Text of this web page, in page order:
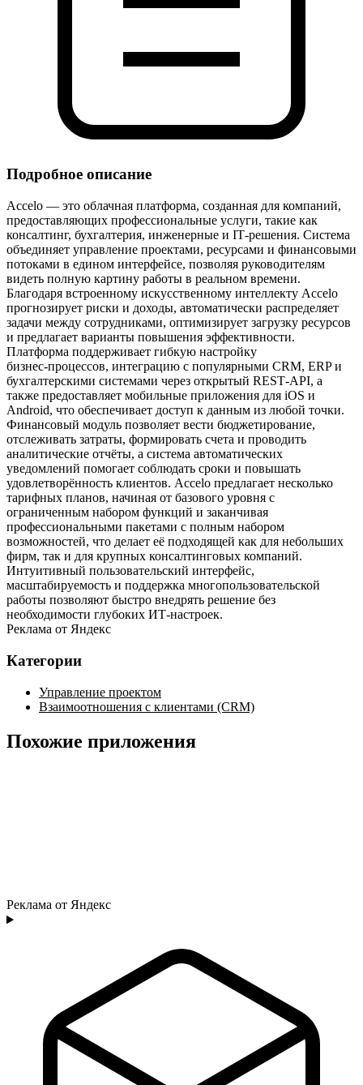
Подробное описание
Accelo — это облачная платформа, созданная для компаний,
предоставляющих профессиональные услуги, такие как
консалтинг, бухгалтерия, инженерные и IT‑решения. Система
объединяет управление проектами, ресурсами и финансовыми
потоками в едином интерфейсе, позволяя руководителям
видеть полную картину работы в реальном времени.
Благодаря встроенному искусственному интеллекту Accelo
прогнозирует риски и доходы, автоматически распределяет
задачи между сотрудниками, оптимизирует загрузку ресурсов
и предлагает варианты повышения эффективности.
Платформа поддерживает гибкую настройку
бизнес‑процессов, интеграцию с популярными CRM, ERP и
бухгалтерскими системами через открытый REST‑API, а
также предоставляет мобильные приложения для iOS и
Android, что обеспечивает доступ к данным из любой точки.
Финансовый модуль позволяет вести бюджетирование,
отслеживать затраты, формировать счета и проводить
аналитические отчёты, а система автоматических
уведомлений помогает соблюдать сроки и повышать
удовлетворённость клиентов. Accelo предлагает несколько
тарифных планов, начиная от базового уровня с
ограниченным набором функций и заканчивая
профессиональными пакетами с полным набором
возможностей, что делает её подходящей как для небольших
фирм, так и для крупных консалтинговых компаний.
Интуитивный пользовательский интерфейс,
масштабируемость и поддержка многопользовательской
работы позволяют быстро внедрять решение без
необходимости глубоких ИТ‑настроек.
Реклама от Яндекс
Категории
Управление проектом
Взаимоотношения с клиентами (CRM)
Похожие приложения
Реклама от Яндекс